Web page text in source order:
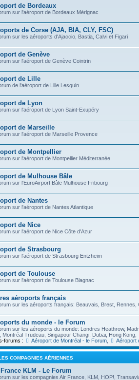
de Bordeaux
sur l'aéroport de Bordeaux Mérignac
de Corse (AJA, BIA, CLY, FSC)
sur les aéroports d'Ajaccio, Bastia, Calvi et Figari
de Genève
sur l'aéroport de Genève Cointrin
de Lille
de l'aéroport de Lille Lesquin
de Lyon
sur l'aéroport de Lyon Saint-Exupéry
de Marseille
sur l'aéroport de Marseille Provence
de Montpellier
sur l'aéroport de Montpellier Méditerranée
de Mulhouse Bâle
sur l'EuroAirport Bâle Mulhouse Fribourg
de Nantes
sur l'aéroport de Nantes Atlantique
de Nice
sur l'aéroport de Nice Côte d'Azur
de Strasbourg
sur l'aéroport de Strasbourg Entzheim
de Toulouse
sur l'aéroport de Toulouse Blagnac
aéroports français
sur les aéroports français: Beauvais, Brest, Rennes,
du monde - le Forum
sur les aéroports du monde: Londres Heathrow,
Montréal Trudeau, Singapour Changi, Dubai, Hong Kong,
forums :
Aéroport de Montréal - le Forum, Aéroport
COMPAGNIES AÉRIENNES
KLM - Le Forum
sur les compagnies Air France, KLM, HOP!,